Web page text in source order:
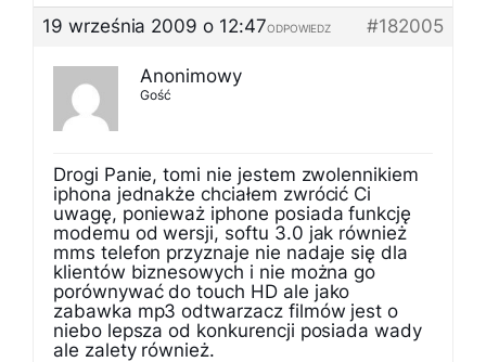
19 września 2009 o 12:47
#182005
ODPOWIEDZ
Anonimowy
Gość
Drogi Panie, tomi nie jestem zwolennikiem
iphona jednakże chciałem zwrócić Ci
uwagę, ponieważ iphone posiada funkcję
modemu od wersji, softu 3.0 jak również
mms telefon przyznaje nie nadaje się dla
klientów biznesowych i nie można go
porównywać do touch HD ale jako
zabawka mp3 odtwarzacz filmów jest o
niebo lepsza od konkurencji posiada wady
ale zalety również.